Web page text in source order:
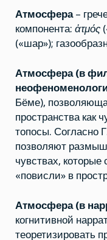
Атмосфера–
компонента: ἀτμός
(«шар»);
Атмосфера (в
Бёме),
пространства как
топосы. Согласно
позволяют
чувствах,
«повисли» в
Атмосфера (в
когнитивной
теоретизировать